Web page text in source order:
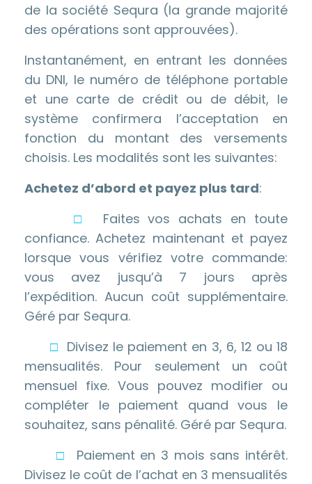
de la société Sequra (la grande majorité
des opérations sont approuvées).
Instantanément, en entrant les données
du DNI, le numéro de téléphone portable
et une carte de crédit ou de débit, le
système confirmera l’acceptation en
fonction du montant des versements
choisis. Les modalités sont les suivantes:
Achetez d’abord et payez plus tard:
□
Faites vos achats en toute
confiance. Achetez maintenant et payez
lorsque vous vérifiez votre commande:
vous avez jusqu’à 7 jours après
l’expédition. Aucun coût supplémentaire.
Géré par Sequra.
□ Divisez le paiement en 3, 6, 12 ou 18
mensualités. Pour seulement un coût
mensuel fixe. Vous pouvez modifier ou
compléter le paiement quand vous le
souhaitez, sans pénalité. Géré par Sequra.
□
Paiement en 3 mois sans intérêt.
Divisez le coût de l’achat en 3 mensualités